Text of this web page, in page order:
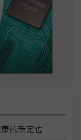
的新定位